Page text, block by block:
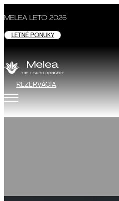
MELEA LETO 2026
LETNÉ PONUKY
REZERVÁCIA